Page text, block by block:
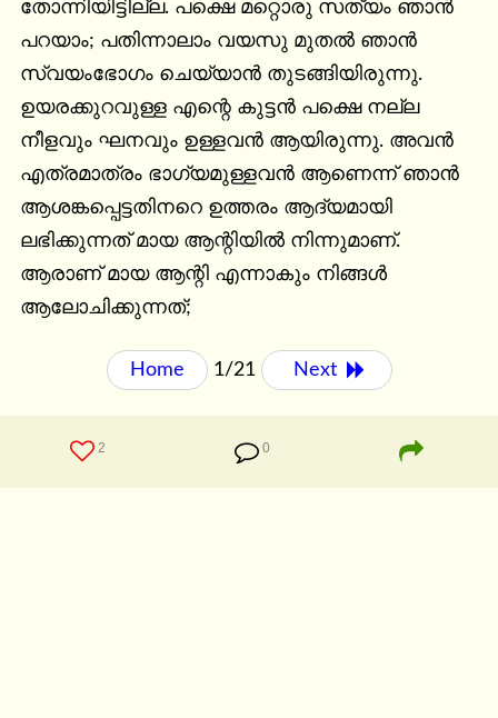
തോന്നിയിട്ടില്ല. പക്ഷെ മറ്റൊരു സത്യം ഞാന്‍
പറയാം; പതിന്നാലാം വയസു മുതല്‍ ഞാന്‍
സ്വയംഭോഗം ചെയ്യാന്‍ തുടങ്ങിയിരുന്നു.
ഉയരക്കുറവുള്ള എന്റെ കുട്ടന്‍ പക്ഷെ നല്ല
നീളവും ഘനവും ഉള്ളവന്‍ ആയിരുന്നു. അവന്‍
എത്രമാത്രം ഭാഗ്യമുള്ളവന്‍ ആണെന്ന് ഞാന്‍
ആശങ്കപ്പെട്ടതിനറെ ഉത്തരം ആദ്യമായി
ലഭിക്കുന്നത് മായ ആന്റിയില്‍ നിന്നുമാണ്.
ആരാണ് മായ ആന്റി എന്നാകും നിങ്ങള്‍
ആലോചിക്കുന്നത്;
Home 1/21 Next
2 0